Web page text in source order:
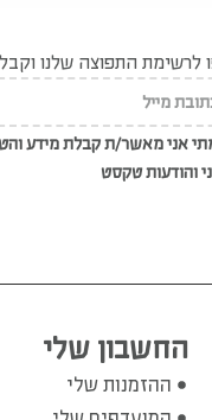
לרשימת התפוצה שלנו
אני מאשר/ת קבלת מידע
והודעות טקסט
החשבון שלי
ההזמנות שלי